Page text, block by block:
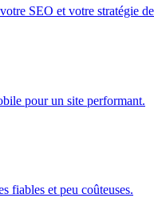
SEO et votre stratégie
pour un site performant.
fiables et peu coûteuses.